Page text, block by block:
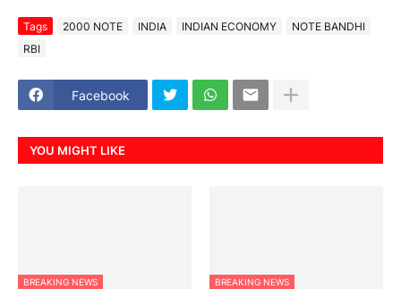
Tags 2000 NOTE INDIA INDIAN ECONOMY
NOTE BANDHI
RBI
Facebook
YOU MIGHT LIKE
BREAKING NEWS BREAKING NEWS